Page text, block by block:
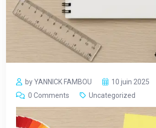
by YANNICK FAMBOU
10 juin 2025
0 Comments
Uncategorized